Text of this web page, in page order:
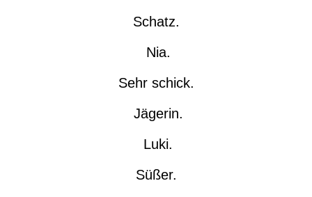
Schatz.
Nia.
Sehr schick.
Jägerin.
Luki.
Süßer.